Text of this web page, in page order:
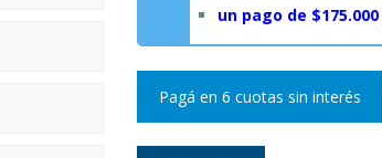
un pago de $175.000
Pagá en 6 cuotas sin interés